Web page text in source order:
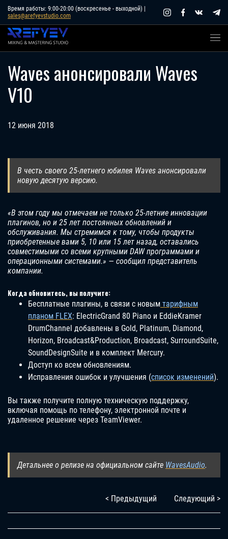
Skip
content
Время работы: 9:00-20:00 (воскресенье - выходной) |
sales@arefyevstudio.com
Waves анонсировали Waves
V10
12 июня 2018
В честь своего 25-летнего юбилея Waves анонсировали
новую десятую версию.
«В этом году мы отмечаем не только 25-летние инновации
плагинов, но и 25 лет постоянных обновлений и
обслуживания. Мы стремимся к тому, чтобы продукты
приобретенные вами 5, 10 или 15 лет назад, оставались
совместимыми со всеми крупными DAW программами и
операционными системами.» — сообщил представитель
компании.
Когда обновитесь, вы получите:
Бесплатные плагины, в связи с новым тарифным
планом FLEX: ElectricGrand 80 Piano и EddieKramer
DrumChannel добавлены в Gold, Platinum, Diamond,
Horizon, Broadcast&Production, Broadcast, SurroundSuite,
SoundDesignSuite и в комплект Mercury.
Доступ ко всем обновлениям.
Исправления ошибок и улучшения (список изменений).
Вы также получите полную техническую поддержку,
включая помощь по телефону, электронной почте и
удаленное решение через TeamViewer.
Детальнее о релизе на официальном сайте WavesAudio.
< Предыдущий Следующий >